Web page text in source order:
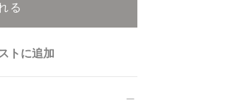
る
トに追加